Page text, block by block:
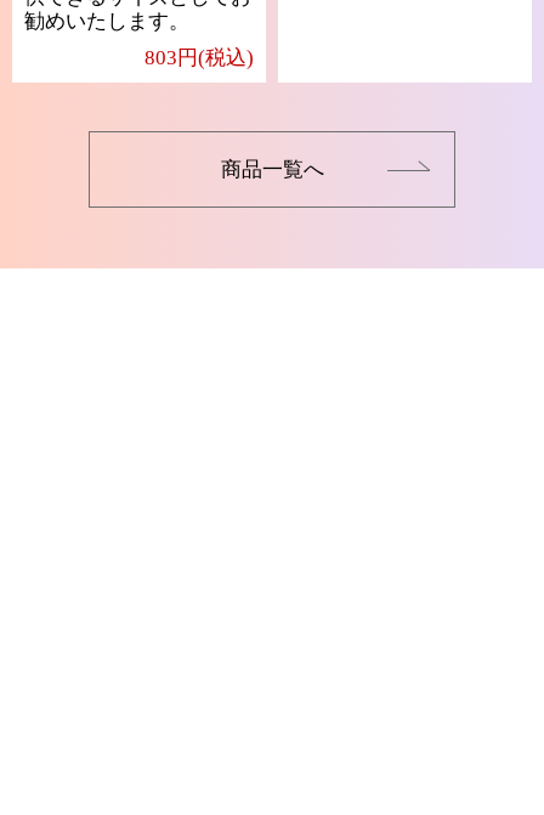
勧めいたします。
803円(税込)
商品一覧へ